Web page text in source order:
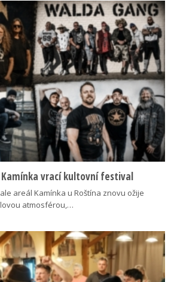
Kamínka vrací kultovní festival
areál Kamínka u Roštína znovu ožije
atmosférou,…